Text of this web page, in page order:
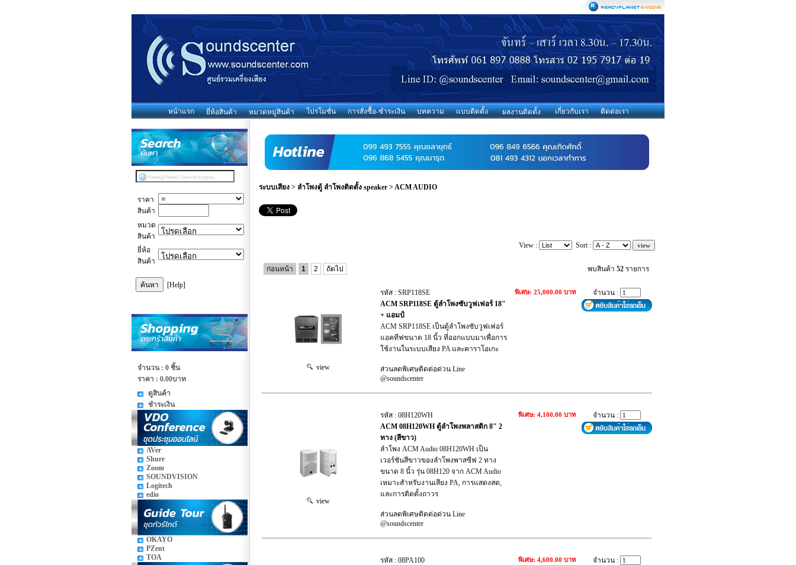
หน้าแรก ยี่ห้อสินค้า หมวดหมู่สินค้า โปรโมชั่น การสั่งซื้อ-ชำระเงิน บทความ แบบติดตั้ง ผลงานติดตั้ง เกี่ยวกับเรา ติดต่อเรา
ราคา
สินค้า
หมวด
สินค้า
ยี่ห้อ
สินค้า
[Help]
จำนวน : 0 ชิ้น
ราคา : 0.00บาท
ดูสินค้า
ชำระเงิน
AVer
Shure
Zoom
SOUNDVISION
Logitech
edio
OKAYO
PZent
TOA
ระบบเสียง > ลำโพงตู้ ลำโพงติดตั้ง speaker >ACM AUDIO
View : Sort :
ก่อนหน้า 1 2 ถัดไป พบสินค้า52 รายการ
view
รหัส : SRP118SE
ACM SRP118SE ตู้ลำโพงซับวูฟเฟอร์ 18"
+ แอมป์
ACM SRP118SE เป็นตู้ลำโพงซับวูฟเฟอร์
แอคทีฟขนาด 18 นิ้ว ที่ออกแบบมาเพื่อการ
ใช้งานในระบบเสียง PA และคาราโอเกะ
ส่วนลดพิเศษติดต่อด่วน Line
@soundscenter
พิเศษ: 25,000.00 บาท จำนวน :
view
รหัส : 08H120WH
ACM 08H120WH ตู้ลำโพงพลาสติก 8" 2
ทาง (สีขาว)
ลำโพง ACM Audio 08H120WH เป็น
เวอร์ชันสีขาวของลำโพงพาสซีฟ 2 ทาง
ขนาด 8 นิ้ว รุ่น 08H120 จาก ACM Audio
เหมาะสำหรับงานเสียง PA, การแสดงสด,
และการติดตั้งถาวร
ส่วนลดพิเศษติดต่อด่วน Line
@soundscenter
พิเศษ: 4,100.00 บาท จำนวน :
รหัส : 08PA100
พิเศษ: 4,600.00 บาท จำนวน :